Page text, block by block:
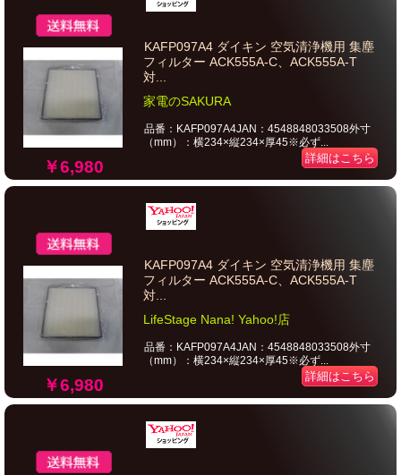
￥6,980
KAFP097A4 ダイキン 空気清浄機用 集塵
フィルター ACK555A-C、ACK555A-T
対...
家電のSAKURA
品番：KAFP097A4JAN：4548848033508外寸
（mm）：横234×縦234×厚45※必ず...
詳細はこちら
￥6,980
KAFP097A4 ダイキン 空気清浄機用 集塵
フィルター ACK555A-C、ACK555A-T
対...
LifeStage Nana! Yahoo!店
品番：KAFP097A4JAN：4548848033508外寸
（mm）：横234×縦234×厚45※必ず...
詳細はこちら